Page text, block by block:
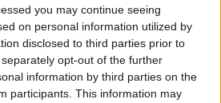
you may continue seeing
on personal information utilized by
disclosed to third parties prior to
opt-out of the further
information by third parties on the
participants. This information may